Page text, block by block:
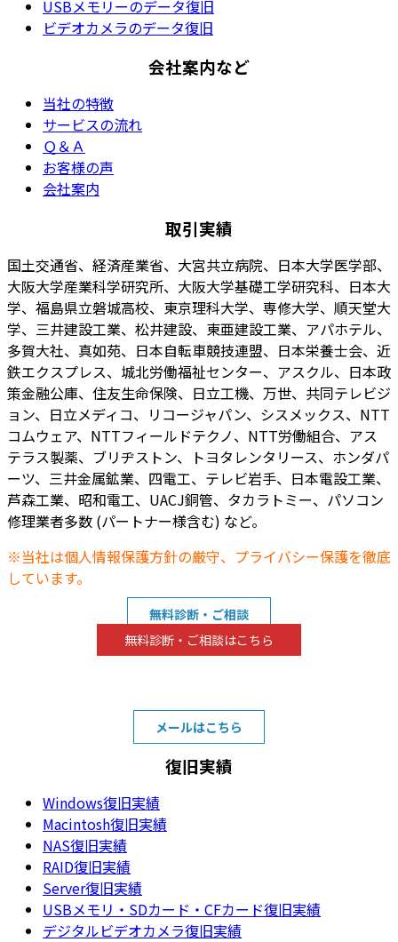
USBメモリーのデータ復旧
ビデオカメラのデータ復旧
会社案内など
当社の特徴
サービスの流れ
Ｑ＆Ａ
お客様の声
会社案内
取引実績
国土交通省、経済産業省、大宮共立病院、日本大学医学部、
大阪大学産業科学研究所、大阪大学基礎工学研究科、日本大
学、福島県立磐城高校、東京理科大学、専修大学、順天堂大
学、三井建設工業、松井建設、東亜建設工業、アパホテル、
多賀大社、真如苑、日本自転車競技連盟、日本栄養士会、近
鉄エクスプレス、城北労働福祉センター、アスクル、日本政
策金融公庫、住友生命保険、日立工機、万世、共同テレビジ
ョン、日立メディコ、リコージャパン、シスメックス、NTT
コムウェア、NTTフィールドテクノ、NTT労働組合、アス
テラス製薬、ブリヂストン、トヨタレンタリース、ホンダパ
ーツ、三井金属鉱業、四電工、テレビ岩手、日本電設工業、
芦森工業、昭和電工、UACJ銅管、タカラトミー、パソコン
修理業者多数 (パートナー様含む) など。
※当社は個人情報保護方針の厳守、プライバシー保護を徹底
しています。
無料診断・ご相談
無料診断・ご相談はこちら
TEL:0120-8414-29
メールはこちら
復旧実績
Windows復旧実績
Macintosh復旧実績
NAS復旧実績
RAID復旧実績
Server復旧実績
USBメモリ・SDカード・CFカード復旧実績
デジタルビデオカメラ復旧実績